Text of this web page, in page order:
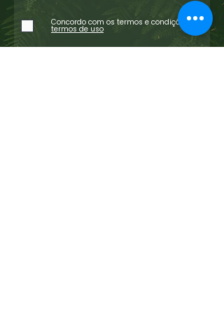
Concordo com os termos e condições Ver
termos de uso